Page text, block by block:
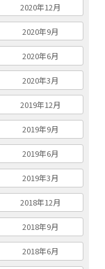
2020年12月
2020年9月
2020年6月
2020年3月
2019年12月
2019年9月
2019年6月
2019年3月
2018年12月
2018年9月
2018年6月